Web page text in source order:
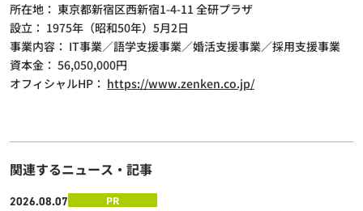
所在地： 東京都新宿区西新宿1-4-11 全研プラザ
設立： 1975年（昭和50年）5月2日
事業内容： IT事業／語学支援事業／婚活支援事業／採用支援事業
資本金： 56,050,000円
オフィシャルHP： https://www.zenken.co.jp/
関連するニュース・記事
2026.08.07 PR